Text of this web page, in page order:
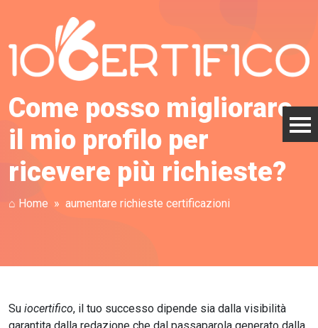
Come posso migliorare
il mio profilo per
ricevere più richieste?
⌂ Home aumentare richieste certificazioni
Su iocertifico, il tuo successo dipende sia dalla visibilità